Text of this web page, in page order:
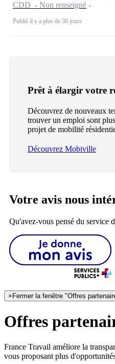
CDD - Non renseigné
Publié il y a plus de 30 jours
Prêt à élargir votre
Découvrez de nouveaux
trouver un emploi sont
projet de mobilité
Découvrez Mobiville
Votre avis nous
Qu'avez-vous pensé du service
× Fermer la fenêtre "Offres
Offres
France Travail améliore la
vous proposant plus